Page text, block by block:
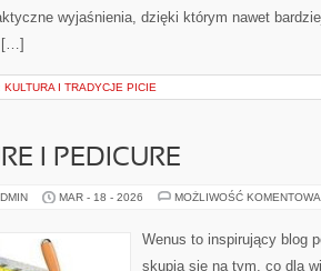
wyjaśnienia, dzięki którym nawet
[…]
KULTURA I TRADYCJE PICIE
I PEDICURE
MAR - 18 - 2026 MOŻLIWOŚĆ
Wenus to inspirujący blog
skupia się na tym, co dla